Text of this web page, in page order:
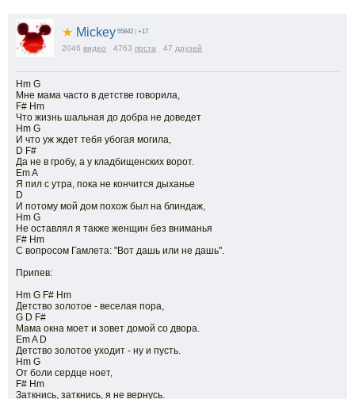
★ Mickey 55842 +17
2046 видео 4763 поста 47 друзей
Hm G
Мне мама часто в детстве говорила,
F# Hm
Что жизнь шальная до добра не доведет
Hm G
И что уж ждет тебя убогая могила,
D F#
Да не в гробу, а у кладбищенских ворот.
Em A
Я пил с утра, пока не кончится дыханье
D
И потому мой дом похож был на блиндаж,
Hm G
Не оставлял я также женщин без вниманья
F# Hm
С вопросом Гамлета: "Вот дашь или не дашь".
Припев:
Hm G F# Hm
Детство золотое - веселая пора,
G D F#
Мама окна моет и зовет домой со двора.
Em A D
Детство золотое уходит - ну и пусть.
Hm G
От боли сердце ноет,
F# Hm
Заткнись, заткнись, я не вернусь.